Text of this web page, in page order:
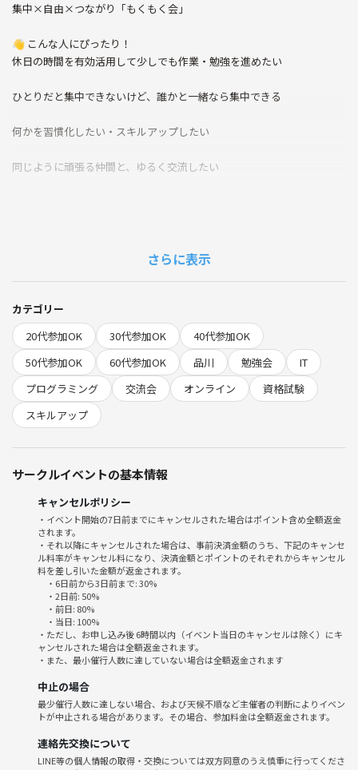
集中×自由×つながり「もくもく会」
👋 こんな人にぴったり！
休日の時間を有効活用して少しでも作業・勉強を進めたい
ひとりだと集中できないけど、誰かと一緒なら集中できる
何かを習慣化したい・スキルアップしたい
同じように頑張る仲間と、ゆるく交流したい
PeriDot Salon（ペリドットサロン）
オンラインはzoomで実施
⇒申し込みした人にURLを連携します！
参加費：500円(つなげーと手数料除く)
形式：途中参加・途中退出OK
オフライン・オンライン参加OK
🚃【アクセス】
東急目黒線 不動前駅 徒歩5分
🧘‍♂️ もくもく会とは？
それぞれが「黙々」と作業する自習スタイルの会です！
プログラミング／資格勉強／スキルアップ作業／趣味開発 など、何でも
集中しながらも、ちょっとした交流や発表タイムがあることでモチベー
ションがUP！
9:00｜自己紹介＆今日やることシェア
9:10｜もくもく作業タイム
さらに表示
カテゴリー
20代参加OK
30代参加OK
40代参加OK
50代参加OK
60代参加OK 品川 勉強会
IT
プログラミング
交流会 オンライン
資格試験
スキルアップ
サークルイベントの基本情報
キャンセルポリシー
・イベント開始の7日前までにキャンセルされた場合はポイント含め全額返金
されます。
・それ以降にキャンセルされた場合は、事前決済金額のうち、下記のキャンセ
ル料率がキャンセル料になり、決済金額とポイントのそれぞれからキャンセル
料を差し引いた金額が返金されます。
・6日前から3日前まで: 30%
・2日前: 50%
・前日: 80%
・当日: 100%
・ただし、お申し込み後 6時間以内（イベント当日のキャンセルは除く）にキ
ャンセルされた場合は全額返金されます。
・また、最小催行人数に達していない場合は全額返金されます
中止の場合
最少催行人数に達しない場合、および天候不順など主催者の判断によりイベン
トが中止される場合があります。その場合、参加料金は全額返金されます。
連絡先交換について
LINE等の個人情報の取得・交換については双方同意のうえ慎重に行ってくださ